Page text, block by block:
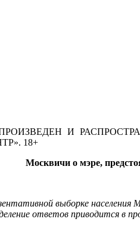
И
18+
Москвичи о мэре,
выборке
ответов приводится в